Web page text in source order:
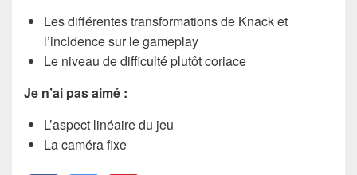
Les différentes transformations de Knack et
l’incidence sur le gameplay
Le niveau de difficulté plutôt coriace
Je n’ai pas aimé :
L’aspect linéaire du jeu
La caméra fixe